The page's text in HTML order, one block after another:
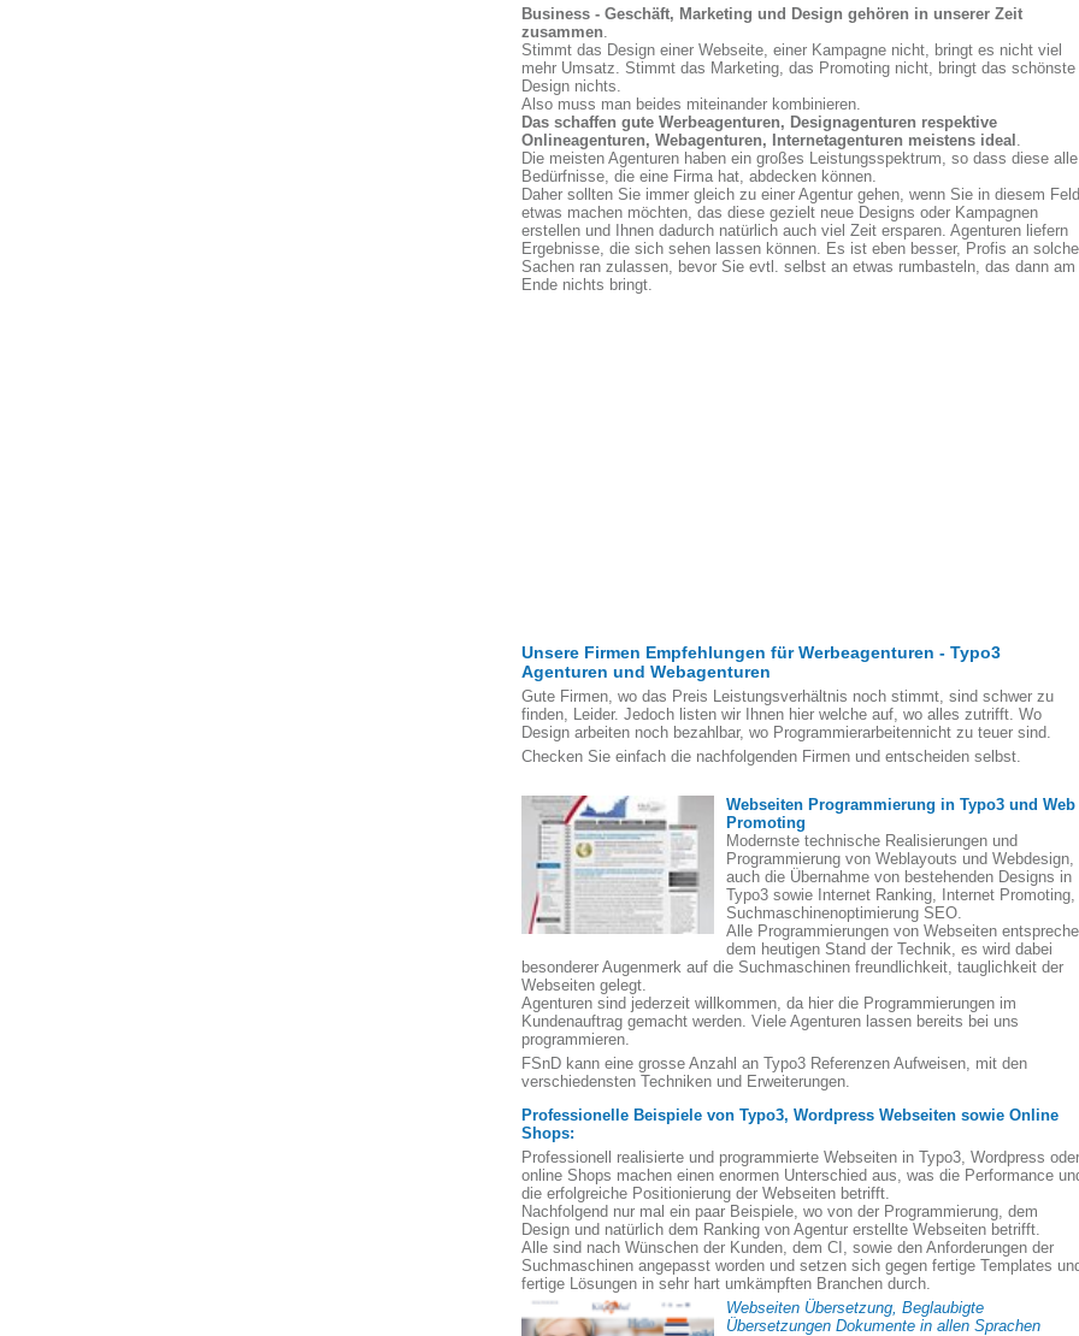
Business - Geschäft, Marketing und Design gehören in unserer Zeit
zusammen.
Stimmt das Design einer Webseite, einer Kampagne nicht, bringt es nicht viel
mehr Umsatz. Stimmt das Marketing, das Promoting nicht, bringt das schönste
Design nichts.
Also muss man beides miteinander kombinieren.
Das schaffen gute Werbeagenturen, Designagenturen respektive
Onlineagenturen, Webagenturen, Internetagenturen meistens ideal .
Die meisten Agenturen haben ein großes Leistungsspektrum, so dass diese alle
Bedürfnisse, die eine Firma hat, abdecken können.
Daher sollten Sie immer gleich zu einer Agentur gehen, wenn Sie in diesem Feld
etwas machen möchten, das diese gezielt neue Designs oder Kampagnen
erstellen und Ihnen dadurch natürlich auch viel Zeit ersparen. Agenturen liefern
Ergebnisse, die sich sehen lassen können. Es ist eben besser, Profis an solche
Sachen ran zulassen, bevor Sie evtl. selbst an etwas rumbasteln, das dann am
Ende nichts bringt.
Unsere Firmen Empfehlungen für Werbeagenturen - Typo3
Agenturen und Webagenturen
Gute Firmen, wo das Preis Leistungsverhältnis noch stimmt, sind schwer zu
finden, Leider. Jedoch listen wir Ihnen hier welche auf, wo alles zutrifft. Wo
Design arbeiten noch bezahlbar, wo Programmierarbeitennicht zu teuer sind.
Checken Sie einfach die nachfolgenden Firmen und entscheiden selbst.
Webseiten Programmierung in Typo3 und Web
Promoting
Modernste technische Realisierungen und
Programmierung von Weblayouts und Webdesign,
auch die Übernahme von bestehenden Designs in
Typo3 sowie Internet Ranking, Internet Promoting,
Suchmaschinenoptimierung SEO.
Alle Programmierungen von Webseiten
dem heutigen Stand der Technik, es wird dabei
besonderer Augenmerk auf die Suchmaschinen freundlichkeit, tauglichkeit der
Webseiten gelegt.
Agenturen sind jederzeit willkommen, da hier die Programmierungen im
Kundenauftrag gemacht werden. Viele Agenturen lassen bereits bei uns
programmieren.
FSnD kann eine grosse Anzahl an Typo3 Referenzen Aufweisen, mit den
verschiedensten Techniken und Erweiterungen.
Professionelle Beispiele von Typo3, Wordpress Webseiten sowie Online
Shops:
Professionell realisierte und programmierte Webseiten in Typo3, Wordpress oder
online Shops machen einen enormen Unterschied aus, was die Performance
die erfolgreiche Positionierung der Webseiten betrifft.
Nachfolgend nur mal ein paar Beispiele, wo von der Programmierung, dem
Design und natürlich dem Ranking von Agentur erstellte Webseiten betrifft.
Alle sind nach Wünschen der Kunden, dem CI, sowie den Anforderungen der
Suchmaschinen angepasst worden und setzen sich gegen fertige Templates
fertige Lösungen in sehr hart umkämpften Branchen durch.
Webseiten Übersetzung, Beglaubigte
Übersetzungen Dokumente in allen Sprachen